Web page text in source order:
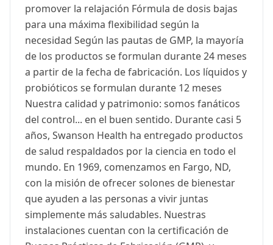
promover la relajación Fórmula de dosis bajas
para una máxima flexibilidad según la
necesidad Según las pautas de GMP, la mayoría
de los productos se formulan durante 24 meses
a partir de la fecha de fabricación. Los líquidos y
probióticos se formulan durante 12 meses
Nuestra calidad y patrimonio: somos fanáticos
del control... en el buen sentido. Durante casi 5
años, Swanson Health ha entregado productos
de salud respaldados por la ciencia en todo el
mundo. En 1969, comenzamos en Fargo, ND,
con la misión de ofrecer solones de bienestar
que ayuden a las personas a vivir juntas
simplemente más saludables. Nuestras
instalaciones cuentan con la certificación de